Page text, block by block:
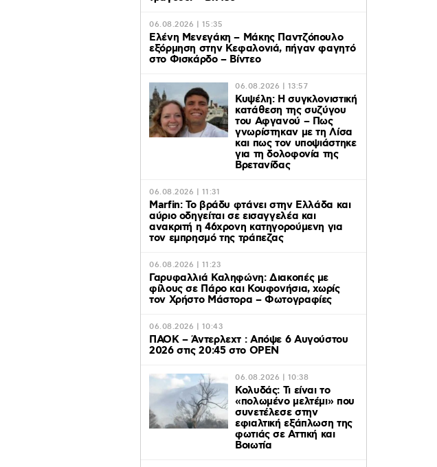
06.08.2026 | 15:35
Ελένη Μενεγάκη – Μάκης Παντζόπουλο
εξόρμηση στην Κεφαλονιά, πήγαν φαγητό
στο Φισκάρδο – Βίντεο
06.08.2026 | 13:57
Κυψέλη: Η συγκλονιστική
κατάθεση της συζύγου
του Αφγανού – Πως
γνωρίστηκαν με τη Λίσα
και πως τον υποψιάστηκε
για τη δολοφονία της
Βρετανίδας
06.08.2026 | 11:31
Marfin: Το βράδυ φτάνει στην Ελλάδα και
αύριο οδηγείται σε εισαγγελέα και
ανακριτή η 46χρονη κατηγορούμενη για
τον εμπρησμό της τράπεζας
06.08.2026 | 11:23
Γαρυφαλλιά Καληφώνη: Διακοπές με
φίλους σε Πάρο και Κουφονήσια, χωρίς
τον Χρήστο Μάστορα – Φωτογραφίες
06.08.2026 | 10:43
ΠΑΟΚ – Άντερλεχτ : Απόψε 6 Αυγούστου
2026 στις 20:45 στο ΟΡΕΝ
06.08.2026 | 10:38
Κολυδάς: Τι είναι το
«πολωμένο μελτέμι» που
συνετέλεσε στην
εφιαλτική εξάπλωση της
φωτιάς σε Αττική και
Βοιωτία